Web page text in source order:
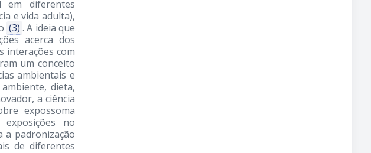
em diferentes
e vida adulta),
(3) . A ideia que
acerca dos
interações com
um conceito
ambientais e
dieta,
a ciência
expossoma
no
a padronização
de diferentes